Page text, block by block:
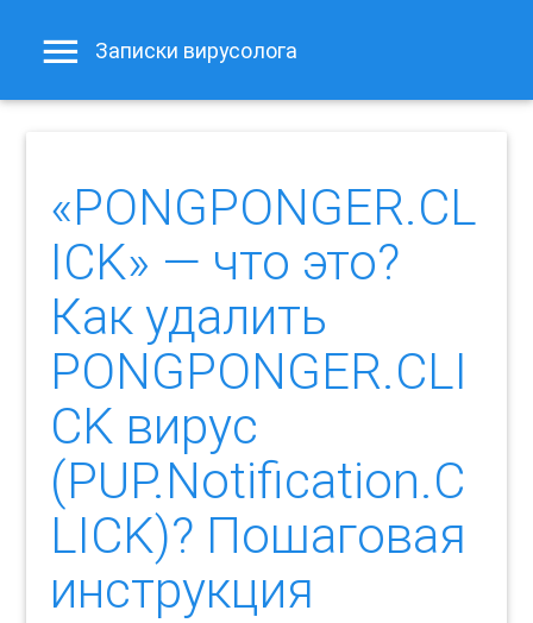
Записки вирусолога
«PONGPONGER.CL
ICK» — что это?
Как удалить
PONGPONGER.CLI
CK вирус
(PUP.Notification.C
LICK)? Пошаговая
инструкция